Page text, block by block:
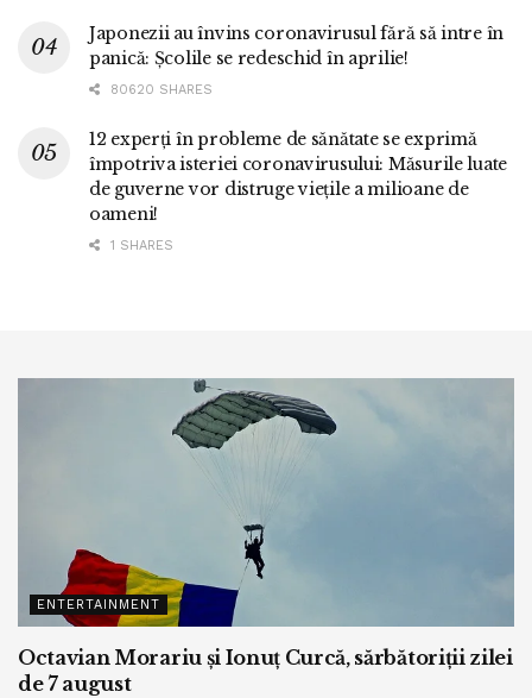
Japonezii au învins coronavirusul fără să intre în
panică: Școlile se redeschid în aprilie!
80620 SHARES
12 experți în probleme de sănătate se exprimă
împotriva isteriei coronavirusului: Măsurile luate
de guverne vor distruge viețile a milioane de
oameni!
1 SHARES
ENTERTAINMENT
Octavian Morariu și Ionuț Curcă, sărbătoriții zilei
de 7 august